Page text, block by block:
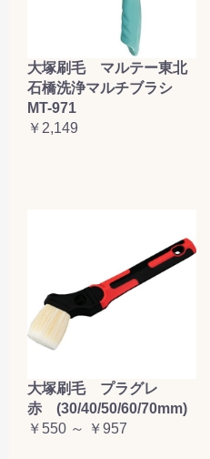
大塚刷毛 マルテー東北
石橋洗浄マルチブラシ
MT-971
￥2,149
大塚刷毛 プラグレ
赤 (30/40/50/60/70mm)
￥550 ～ ￥957